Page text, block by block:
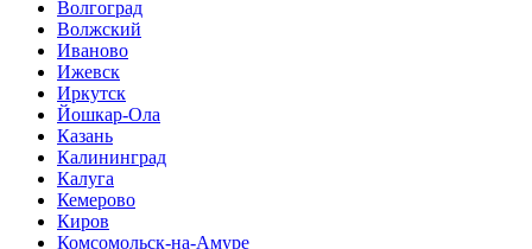
Волгоград
Волжский
Иваново
Ижевск
Иркутск
Йошкар-Ола
Казань
Калининград
Калуга
Кемерово
Киров
Комсомольск-на-Амуре